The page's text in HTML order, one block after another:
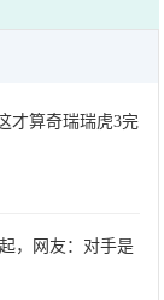
才算奇瑞瑞虎3完
，网友：对手是